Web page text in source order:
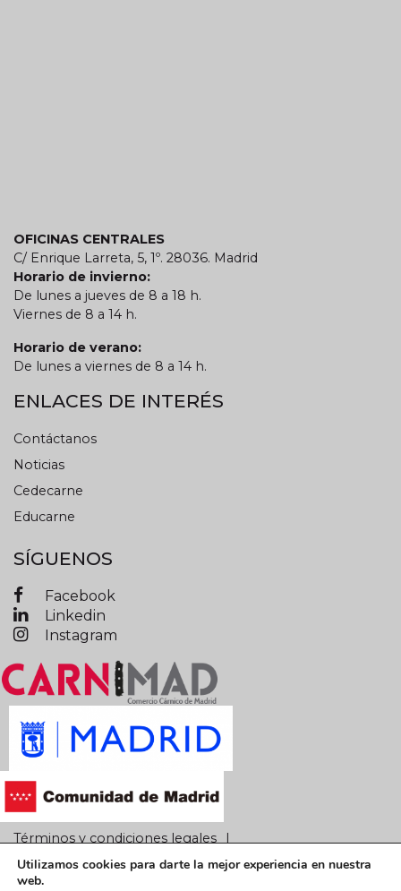
OFICINAS CENTRALES
C/ Enrique Larreta, 5, 1º. 28036. Madrid
Horario de invierno:
De lunes a jueves de 8 a 18 h.
Viernes de 8 a 14 h.
Horario de verano:
De lunes a viernes de 8 a 14 h.
ENLACES DE INTERÉS
Contáctanos
Noticias
Cedecarne
Educarne
SÍGUENOS
Facebook
Linkedin
Instagram
Términos y condiciones legales
Política de privacidad Política de cookies
Utilizamos cookies para darte la mejor experiencia en nuestra
web.